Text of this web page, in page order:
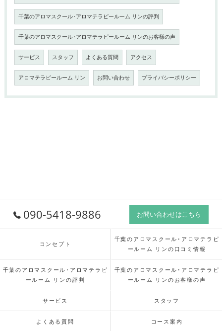
千葉のアロマスクール･アロマテラピールーム リンの評判
千葉のアロマスクール･アロマテラピールーム リンのお客様の声
サービス スタッフ よくある質問 アクセス
アロマテラピールーム リン お問い合わせ プライバシーポリシー
090-5418-9886 お問い合わせはこちら
コンセプト
千葉のアロマスクール･アロマテラピ
ールーム リンの口コミ情報
千葉のアロマスクール･アロマテラピ
ールーム リンの評判
千葉のアロマスクール･アロマテラピ
ールーム リンのお客様の声
サービス スタッフ
よくある質問 コース案内